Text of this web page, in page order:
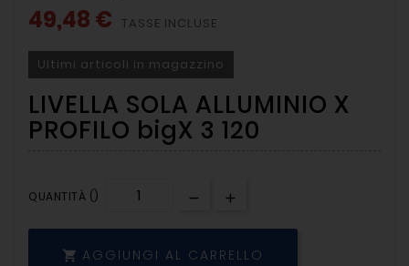
49,48 € TASSE INCLUSE
Ultimi articoli in magazzino
LIVELLA SOLA ALLUMINIO X
PROFILO bigX 3 120
QUANTITÀ ()
 AGGIUNGI AL CARRELLO